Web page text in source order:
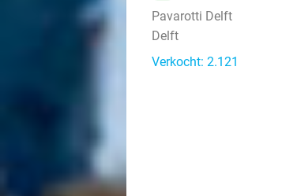
Pavarotti Delft
Delft
Verkocht: 2.121